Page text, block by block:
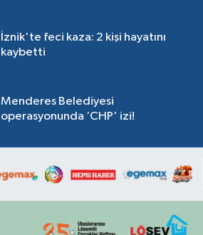
İznik'te feci kaza: 2 kişi hayatını
kaybetti
Menderes Belediyesi
operasyonunda ‘CHP' izi!